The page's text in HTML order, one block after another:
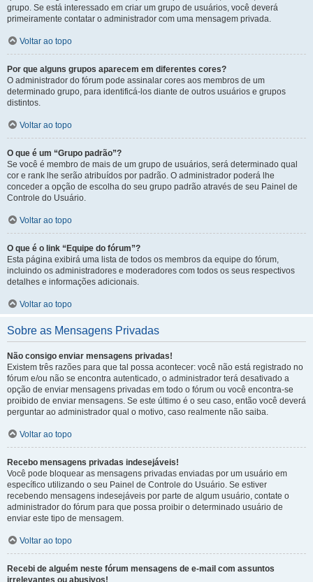
grupo. Se está interessado em criar um grupo de usuários, você deverá
primeiramente contatar o administrador com uma mensagem privada.
Voltar ao topo
Por que alguns grupos aparecem em diferentes cores?
O administrador do fórum pode assinalar cores aos membros de um
determinado grupo, para identificá-los diante de outros usuários e grupos
distintos.
Voltar ao topo
O que é um “Grupo padrão”?
Se você é membro de mais de um grupo de usuários, será determinado qual
cor e rank lhe serão atribuídos por padrão. O administrador poderá lhe
conceder a opção de escolha do seu grupo padrão através de seu Painel de
Controle do Usuário.
Voltar ao topo
O que é o link “Equipe do fórum”?
Esta página exibirá uma lista de todos os membros da equipe do fórum,
incluindo os administradores e moderadores com todos os seus respectivos
detalhes e informações adicionais.
Voltar ao topo
Sobre as Mensagens Privadas
Não consigo enviar mensagens privadas!
Existem três razões para que tal possa acontecer: você não está registrado no
fórum e/ou não se encontra autenticado, o administrador terá desativado a
opção de enviar mensagens privadas em todo o fórum ou você encontra-se
proibido de enviar mensagens. Se este último é o seu caso, então você deverá
perguntar ao administrador qual o motivo, caso realmente não saiba.
Voltar ao topo
Recebo mensagens privadas indesejáveis!
Você pode bloquear as mensagens privadas enviadas por um usuário em
específico utilizando o seu Painel de Controle do Usuário. Se estiver
recebendo mensagens indesejáveis por parte de algum usuário, contate o
administrador do fórum para que possa proibir o determinado usuário de
enviar este tipo de mensagem.
Voltar ao topo
Recebi de alguém neste fórum mensagens de e-mail com assuntos
irrelevantes ou abusivos!